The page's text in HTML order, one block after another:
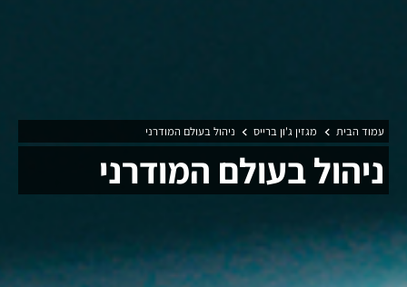
עמוד הבית מגזין ג'ון ברייס ניהול בעולם המודרני
ניהול בעולם המודרני